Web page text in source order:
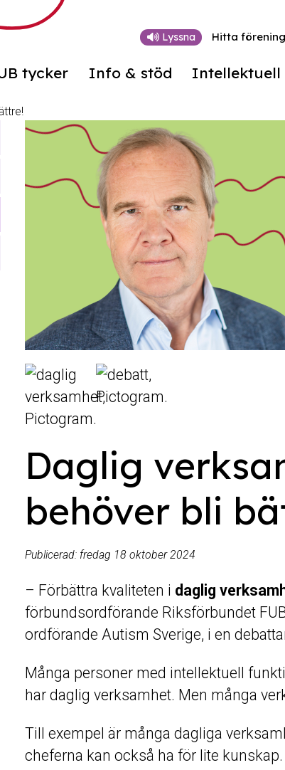
tycker Info & stöd Intellektuell
Lyssna Hitta förening
Daglig
behöver bli
Publicerad: fredag 18 oktober 2024
– Förbättra kvaliteten i daglig
förbundsordförande Riksförbundet
ordförande Autism Sverige, i en
Många personer med intellektuell
har daglig verksamhet. Men många
Till exempel är många dagliga
cheferna kan också ha för lite kunskap.